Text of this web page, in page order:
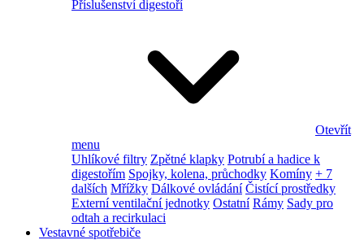
Příslušenství digestoří
Otevřít
menu
Uhlíkové filtry Zpětné klapky Potrubí a hadice k
digestořím Spojky, kolena, průchodky Komíny + 7
dalších Mřížky Dálkové ovládání Čistící prostředky
Externí ventilační jednotky Ostatní Rámy Sady pro
odtah a recirkulaci
Vestavné spotřebiče